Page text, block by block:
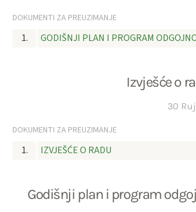
DOKUMENTI ZA PREUZIMANJE
1. GODIŠNJI PLAN I PROGRAM
Izvješće o
30
DOKUMENTI ZA PREUZIMANJE
1. IZVJEŠĆE O RADU
Godišnji plan i program